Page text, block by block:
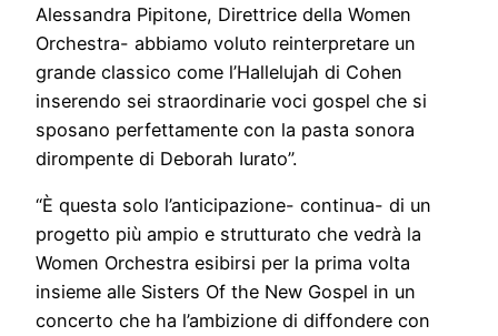
Alessandra Pipitone, Direttrice della Women
Orchestra- abbiamo voluto reinterpretare un
grande classico come l’Hallelujah di Cohen
inserendo sei straordinarie voci gospel che si
sposano perfettamente con la pasta sonora
dirompente di Deborah Iurato”.
“È questa solo l’anticipazione- continua- di un
progetto più ampio e strutturato che vedrà la
Women Orchestra esibirsi per la prima volta
insieme alle Sisters Of the New Gospel in un
concerto che ha l’ambizione di diffondere con